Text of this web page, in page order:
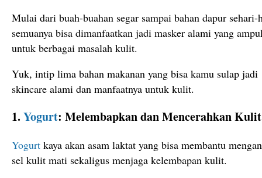
Mulai dari buah-buahan segar sampai bahan dapur sehari-
semuanya bisa dimanfaatkan jadi masker alami yang
untuk berbagai masalah kulit.
Yuk, intip lima bahan makanan yang bisa kamu sulap jadi
skincare alami dan manfaatnya untuk kulit.
1. Yogurt: Melembapkan dan Mencerahkan Kulit
Yogurt kaya akan asam laktat yang bisa membantu
sel kulit mati sekaligus menjaga kelembapan kulit.